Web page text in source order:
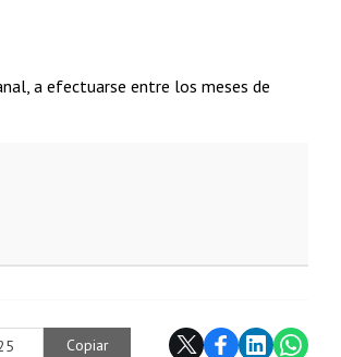
a efectuarse entre los meses de
Copiar